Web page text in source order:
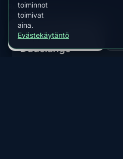
Dudelange
toiminnot
toimivat
aina.
Evästekäytäntö
Revontulihälytykset maahan
Kp, pilvet, kuu ja hälytykset sovelluksessa
App Store